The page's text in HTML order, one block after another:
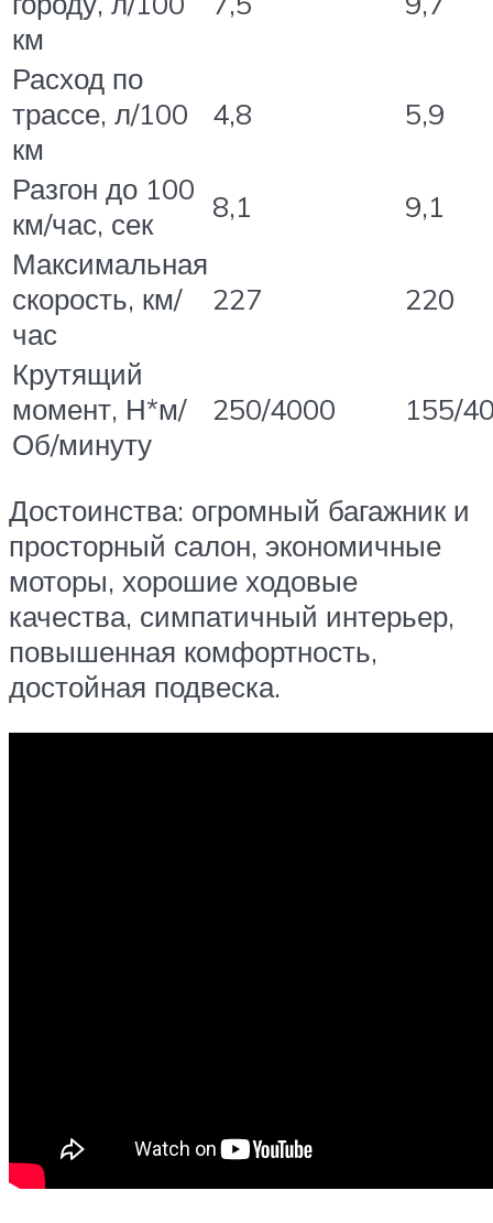
км
Расход по
трассе, л/100
км
4,8 5,9
Разгон до 100
км/час, сек
8,1
9,1
Максимальная
скорость, км/
час
227 220
Крутящий
момент, Н*м/
Об/минуту
250/4000 155/
Достоинства: огромный багажник и
просторный салон, экономичные
моторы, хорошие ходовые
качества, симпатичный интерьер,
повышенная комфортность,
достойная подвеска.